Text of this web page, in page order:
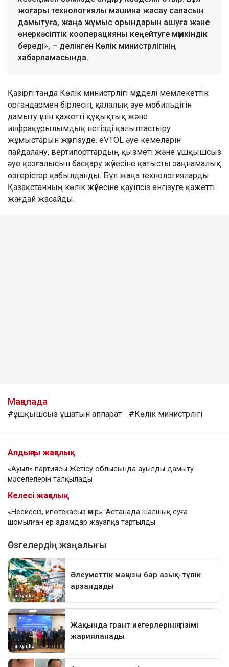
жоғары технологиялы машина жасау саласын
дамытуға, жаңа жұмыс орындарын ашуға және
өнеркәсіптік кооперацияны кеңейтуге мүмкіндік
береді», – делінген Көлік министрлігінің
хабарламасында.
Қазіргі таңда Көлік министрлігі мүдделі мемлекеттік
органдармен бірлесіп, қалалық әуе мобильдігін
дамыту үшін қажетті құқықтық және
инфрақұрылымдық негізді қалыптастыру
жұмыстарын жүргізуде. eVTOL әуе кемелерін
пайдалану, вертипорттардың қызметі және ұшқышсыз
әуе қозғалысын басқару жүйесіне қатысты заңнамалық
өзгерістер қабылданды. Бұл жаңа технологияларды
Қазақстанның көлік жүйесіне қауіпсіз енгізуге қажетті
жағдай жасайды.
Мақалада
#ұшқышсыз ұшатын аппарат #Көлік министрлігі
Алдыңғы жаңалық
«Ауыл» партиясы Жетісу облысында ауылды дамыту
мәселелерін талқылады
Келесі жаңалық
«Несиесіз, ипотекасыз өмір»: Астанада шалшық суға
шомылған ер адамдар жауапқа тартылды